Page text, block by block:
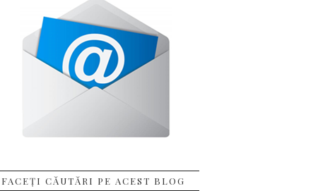
FACEȚI CĂUTĂRI PE ACEST BLOG